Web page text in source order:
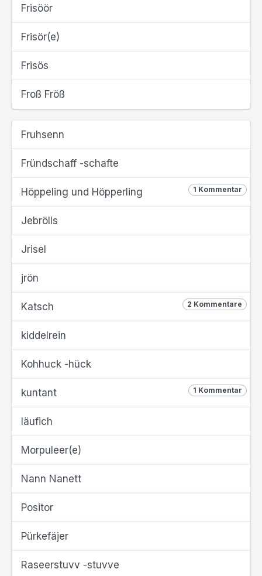
Frisöör
Frisör(e)
Frisös
Froß Fröß
Fruhsenn
Fründschaff -schafte
1 Kommentar
Höppeling und Höpperling
Jebrölls
Jrisel
jrön
2 Kommentare
Katsch
kiddelrein
Kohhuck -hück
1 Kommentar
kuntant
läufich
Morpuleer(e)
Nann Nanett
Positor
Pürkefäjer
Raseerstuvv -stuvve